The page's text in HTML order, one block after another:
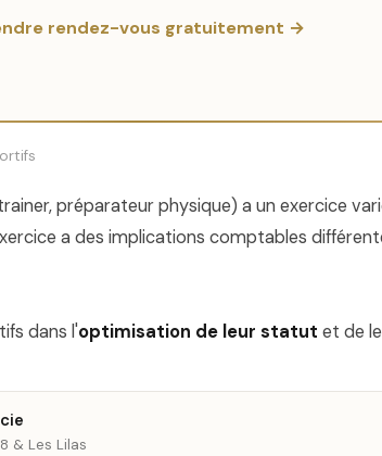
rendez-vous gratuitement →
préparateur physique) a un exercice
a des implications comptables
dans l'optimisation de leur statut et de
& Les Lilas